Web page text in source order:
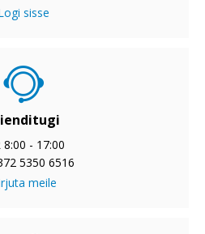
sisse
8:00 - 17:00
5350 6516
meile